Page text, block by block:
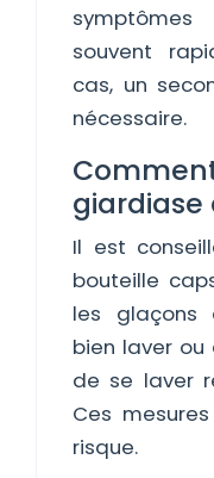
souvent
cas, un
nécessaire.
giardiase
Il est
bouteille
les glaçons
bien laver ou
de se laver
Ces
risque.